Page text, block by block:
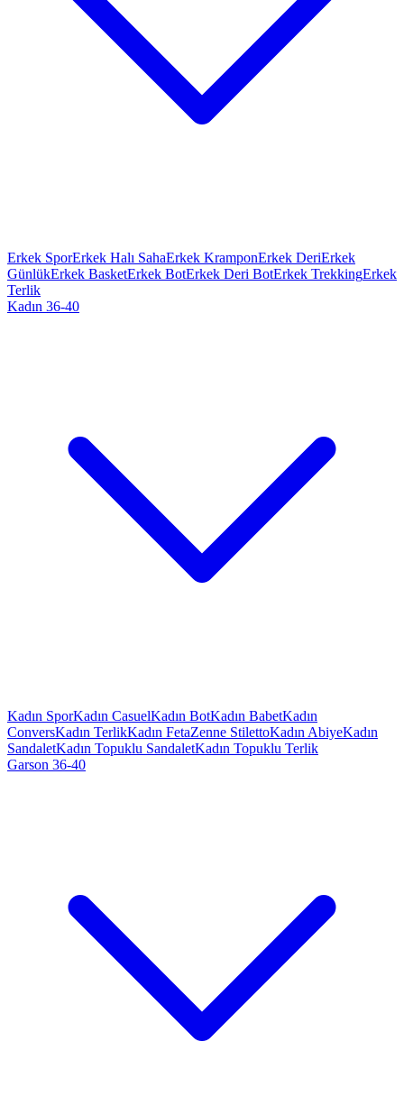
Erkek SporErkek Halı SahaErkek KramponErkek DeriErkek
GünlükErkek BasketErkek BotErkek Deri BotErkek TrekkingErkek
Terlik
Kadın 36-40
Kadın SporKadın CasuelKadın BotKadın BabetKadın
ConversKadın TerlikKadın FetaZenne StilettoKadın AbiyeKadın
SandaletKadın Topuklu SandaletKadın Topuklu Terlik
Garson 36-40